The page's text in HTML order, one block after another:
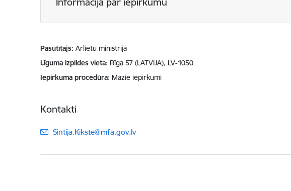
Pasūtītājs Ārlietu ministrija
Līguma izpildes vieta Rīga 57 (LATVIJA), LV-1050
Iepirkuma procedūra Mazie iepirkumi
Kontakti
E-pasts:
Sintija.Kikste@mfa.gov.lv